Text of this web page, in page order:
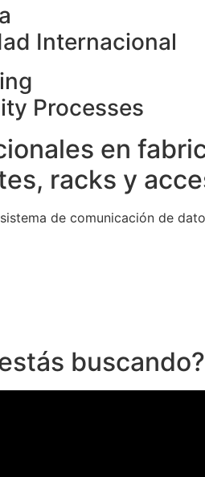
Internacional
Processes
en
racks y
de comunicación de
buscando?